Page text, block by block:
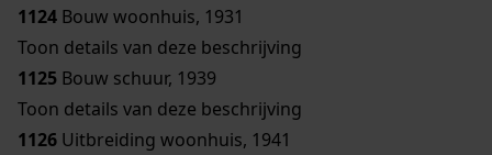
1124 Bouw woonhuis, 1931
Toon details van deze beschrijving
1125 Bouw schuur, 1939
Toon details van deze beschrijving
1126 Uitbreiding woonhuis, 1941